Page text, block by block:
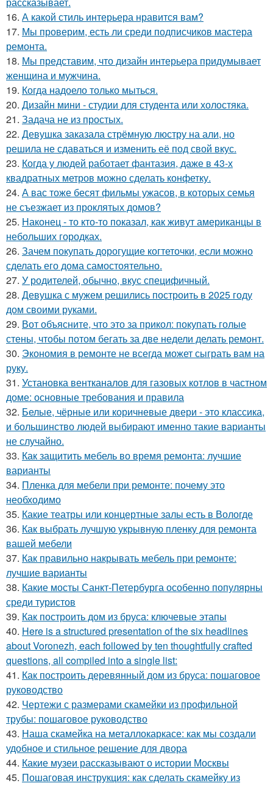
16. А какой стиль интерьера нравится вам?
17. Мы проверим, есть ли среди подписчиков мастера
ремонта.
18. Мы представим, что дизайн интерьера придумывает
женщина и мужчина.
19. Когда надоело только мыться.
20. Дизайн мини - студии для студента или холостяка.
21. Задача не из простых.
22. Девушка заказала стрёмную люстру на али, но
решила не сдаваться и изменить её под свой вкус.
23. Когда у людей работает фантазия, даже в 43-х
квадратных метров можно сделать конфетку.
24. А вас тоже бесят фильмы ужасов, в которых семья
не съезжает из проклятых домов?
25. Наконец - то кто-то показал, как живут американцы в
небольших городках.
26. Зачем покупать дорогущие когтеточки, если можно
сделать его дома самостоятельно.
27. У родителей, обычно, вкус специфичный.
28. Девушка с мужем решились построить в 2025 году
дом своими руками.
29. Вот объясните, что это за прикол: покупать голые
стены, чтобы потом бегать за две недели делать ремонт.
30. Экономия в ремонте не всегда может сыграть вам на
руку.
31. Установка вентканалов для газовых котлов в частном
доме: основные требования и правила
32. Белые, чёрные или коричневые двери - это классика,
и большинство людей выбирают именно такие варианты
не случайно.
33. Как защитить мебель во время ремонта: лучшие
варианты
34. Пленка для мебели при ремонте: почему это
необходимо
35. Какие театры или концертные залы есть в Вологде
36. Как выбрать лучшую укрывную пленку для ремонта
вашей мебели
37. Как правильно накрывать мебель при ремонте:
лучшие варианты
38. Какие мосты Санкт-Петербурга особенно популярны
среди туристов
39. Как построить дом из бруса: ключевые этапы
40. Here is a structured presentation of the six headlines
about Voronezh, each followed by ten thoughtfully crafted
questions, all compiled into a single list:
41. Как построить деревянный дом из бруса: пошаговое
руководство
42. Чертежи с размерами скамейки из профильной
трубы: пошаговое руководство
43. Наша скамейка на металлокаркасе: как мы создали
удобное и стильное решение для двора
44. Какие музеи рассказывают о истории Москвы
45. Пошаговая инструкция: как сделать скамейку из